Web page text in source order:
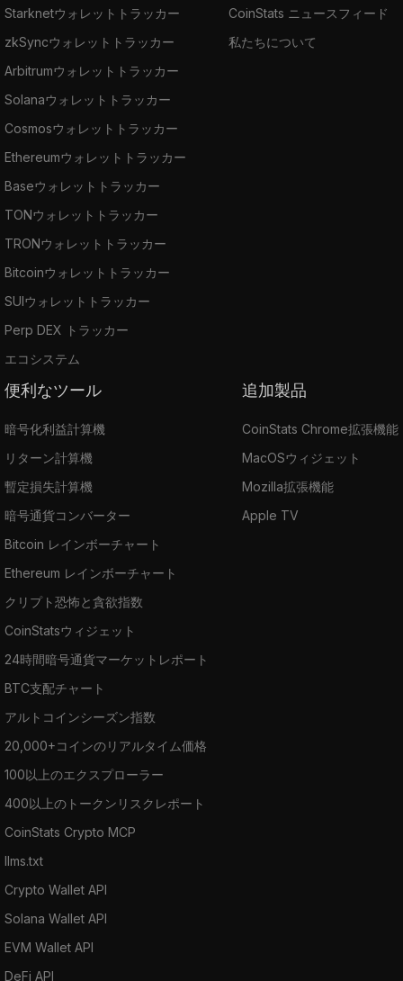
Starknetウォレットトラッカー
zkSyncウォレットトラッカー
Arbitrumウォレットトラッカー
Solanaウォレットトラッカー
Cosmosウォレットトラッカー
Ethereumウォレットトラッカー
Baseウォレットトラッカー
TONウォレットトラッカー
TRONウォレットトラッカー
Bitcoinウォレットトラッカー
SUIウォレットトラッカー
Perp DEX トラッカー
エコシステム
CoinStats ニュースフィード
私たちについて
便利なツール
暗号化利益計算機
リターン計算機
暫定損失計算機
暗号通貨コンバーター
Bitcoin レインボーチャート
Ethereum レインボーチャート
クリプト恐怖と貪欲指数
CoinStatsウィジェット
24時間暗号通貨マーケットレポート
BTC支配チャート
アルトコインシーズン指数
20,000+コインのリアルタイム価格
100以上のエクスプローラー
400以上のトークンリスクレポート
CoinStats Crypto MCP
llms.txt
Crypto Wallet API
Solana Wallet API
EVM Wallet API
DeFi API
追加製品
CoinStats Chrome拡張機能
MacOSウィジェット
Mozilla拡張機能
Apple TV